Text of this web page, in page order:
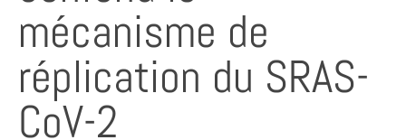
mécanisme de
réplication du SRAS-
CoV-2